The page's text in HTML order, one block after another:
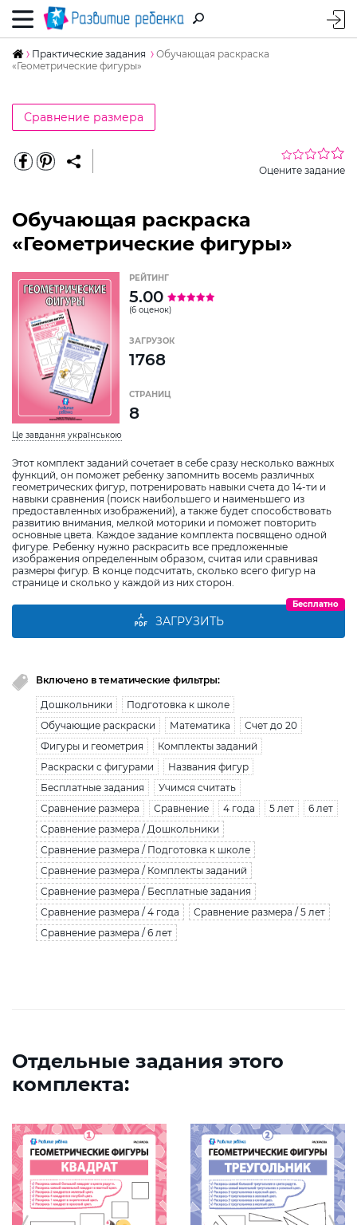
Практические задания
Обучающая раскраска
«Геометрические фигуры»
Сравнение размера
Оцените задание
Обучающая раскраска
«Геометрические фигуры»
Це завдання українською
Этот комплект заданий сочетает в себе сразу несколько важных
функций, он поможет ребенку запомнить восемь различных
геометрических фигур, потренировать навыки счета до 14-ти и
навыки сравнения (поиск наибольшего и наименьшего из
предоставленных изображений), а также будет способствовать
развитию внимания, мелкой моторики и поможет повторить
основные цвета. Каждое задание комплекта посвящено одной
фигуре. Ребенку нужно раскрасить все предложенные
изображения определенным образом, считая или сравнивая
размеры фигур. В конце подсчитать, сколько всего фигур на
странице и сколько у каждой из них сторон.
РЕЙТИНГ
5.00
(6 оценок)
ЗАГРУЗОК
1768
СТРАНИЦ
8
ЗАГРУЗИТЬ
Бесплатно
Включено в тематические фильтры:
Дошкольники
Подготовка к школе
Обучающие раскраски
Математика
Счет до 20
Фигуры и геометрия
Комплекты заданий
Раскраски с фигурами
Названия фигур
Бесплатные задания
Учимся считать
Сравнение размера
Сравнение 4 года 5 лет
6 лет
Сравнение размера / Дошкольники
Сравнение размера / Подготовка к школе
Сравнение размера / Комплекты заданий
Сравнение размера / Бесплатные задания
Сравнение размера / 4 года
Сравнение размера / 5 лет
Сравнение размера / 6 лет
Отдельные задания этого
комплекта: